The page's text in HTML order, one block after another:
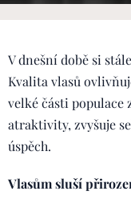
V dnešní době si
Kvalita vlasů
velké části populace
atraktivity, zvyšuje
úspěch.
Vlasům sluší